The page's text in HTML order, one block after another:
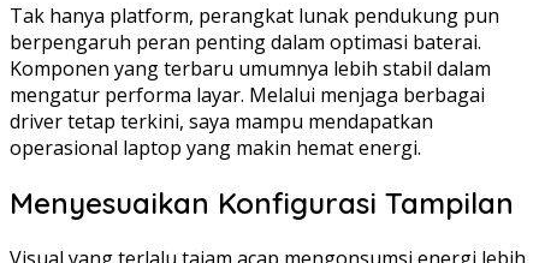
Tak hanya platform, perangkat lunak pendukung pun
berpengaruh peran penting dalam optimasi baterai.
Komponen yang terbaru umumnya lebih stabil dalam
mengatur performa layar. Melalui menjaga berbagai
driver tetap terkini, saya mampu mendapatkan
operasional laptop yang makin hemat energi.
Menyesuaikan Konfigurasi Tampilan
Visual yang terlalu tajam acap mengonsumsi energi lebih.